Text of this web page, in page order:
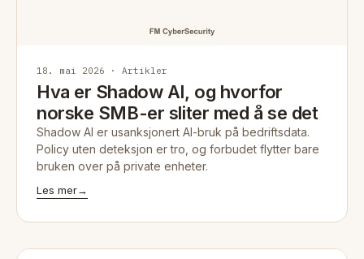
18. mai 2026 · Artikler
Hva er Shadow AI, og hvorfor
norske SMB-er sliter med å se det
Shadow AI er usanksjonert AI-bruk på bedriftsdata.
Policy uten deteksjon er tro, og forbudet flytter bare
bruken over på private enheter.
Les mer→